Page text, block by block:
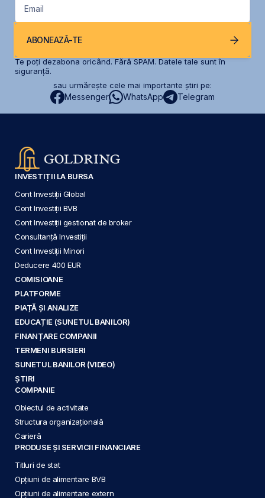
Email
ABONEAZĂ-TE
Te poți dezabona oricând. Fără SPAM. Datele tale sunt în
siguranță.
sau urmărește cele mai importante știri pe:
Messenger WhatsApp Telegram
INVESTIȚII LA BURSA
Cont Investiții Global
Cont Investiții BVB
Cont Investiții gestionat de broker
Consultanță Investiții
Cont Investiții Minori
Deducere 400 EUR
COMISIOANE
PLATFORME
PIAȚĂ ȘI ANALIZE
EDUCAȚIE (SUNETUL BANILOR)
FINANȚARE COMPANII
TERMENI BURSIERI
SUNETUL BANILOR (VIDEO)
ȘTIRI
COMPANIE
Obiectul de activitate
Structura organizațională
Carieră
PRODUSE ȘI SERVICII FINANCIARE
Titluri de stat
Opțiuni de alimentare BVB
Opțiuni de alimentare extern